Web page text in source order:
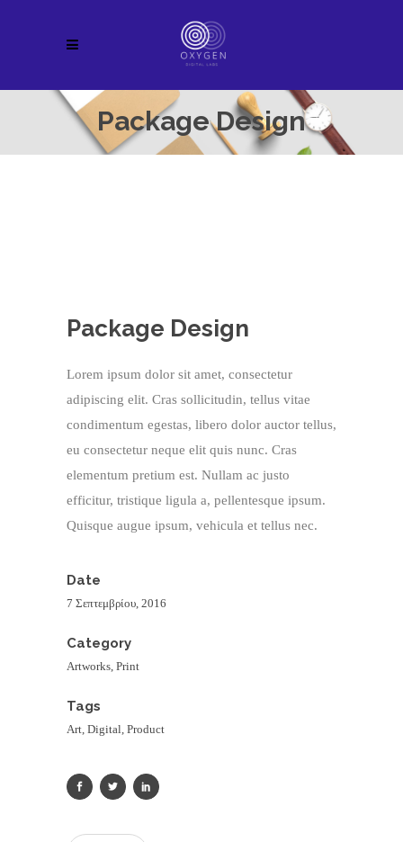
Package Design
Package Design
Lorem ipsum dolor sit amet, consectetur
adipiscing elit. Cras sollicitudin, tellus vitae
condimentum egestas, libero dolor auctor tellus,
eu consectetur neque elit quis nunc. Cras
elementum pretium est. Nullam ac justo
efficitur, tristique ligula a, pellentesque ipsum.
Quisque augue ipsum, vehicula et tellus nec.
Date
7 Σεπτεμβρίου, 2016
Category
Artworks, Print
Tags
Art, Digital, Product